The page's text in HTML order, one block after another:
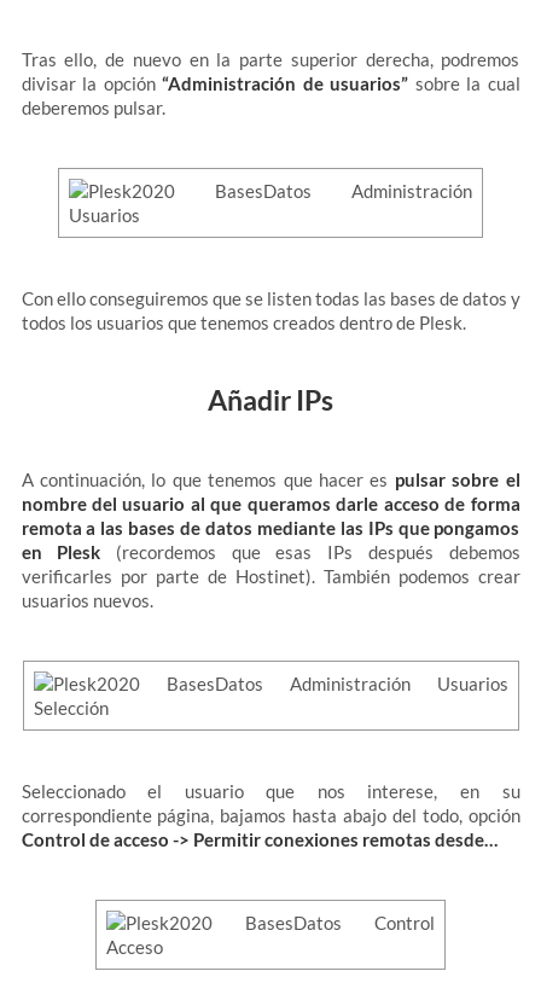
Tras ello, de nuevo en la parte superior derecha, podremos
divisar la opción“Administración de usuarios” sobre la cual
deberemos pulsar.
Con ello conseguiremos que se listen todas las bases de datos y
todos los usuarios que tenemos creados dentro de Plesk.
Añadir IPs
A continuación, lo que tenemos que hacer es pulsar sobre el
nombre del usuario al que queramos darle acceso de forma
remota a las bases de datos mediante las IPs que pongamos
en Plesk (recordemos que esas IPs después debemos
verificarles por parte de Hostinet). También podemos crear
usuarios nuevos.
Seleccionado el usuario que nos interese, en su
correspondiente página, bajamos hasta abajo del todo, opción
Control de acceso -> Permitir conexiones remotas desde…